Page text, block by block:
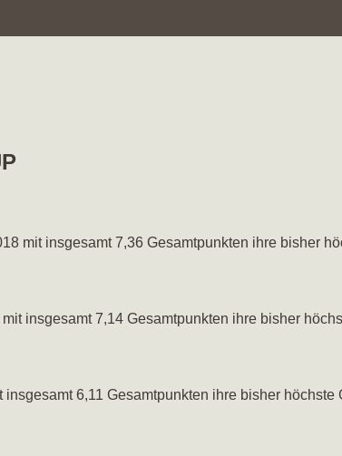
mit insgesamt 7,36 Gesamtpunkten ihre bisher
insgesamt 7,14 Gesamtpunkten ihre bisher
insgesamt 6,11 Gesamtpunkten ihre bisher höchste